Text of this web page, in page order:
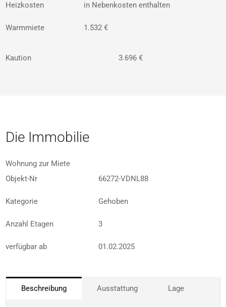
Heizkosten in Nebenkosten enthalten
Warmmiete 1.532 €
Kaution 3.696 €
Die Immobilie
Wohnung zur Miete
Objekt-Nr
66272-VDNL88
Kategorie Gehoben
Anzahl Etagen 3
verfügbar ab 01.02.2025
Beschreibung Ausstattung Lage